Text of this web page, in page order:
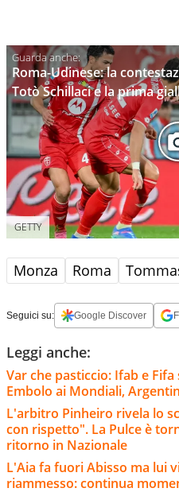
Roma-Udinese: la
Totò Schillaci e la prima
GETTY
Monza Roma
Seguici su: Google Discover
Leggi anche:
Var che pasticcio: Ifab e
Embolo ai Mondiali,
L'arbitro Pinheiro rivela lo
con rispetto". La Pulce è
ritorno in Nazionale
L'Aia fa fuori Abisso ma lui
riammesso: continua